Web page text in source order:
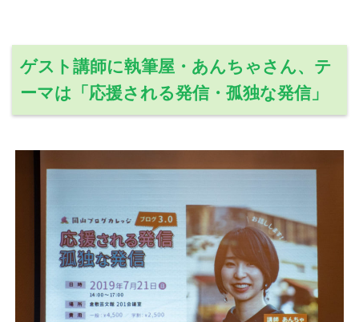
ゲスト講師に執筆屋・あんちゃさん、テ
ーマは「応援される発信・孤独な発信」